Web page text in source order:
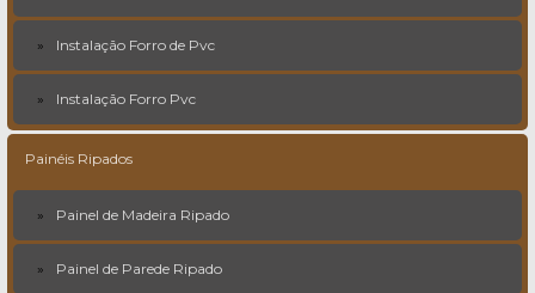
Instalação Forro de Pvc
Instalação Forro Pvc
Painéis Ripados
Painel de Madeira Ripado
Painel de Parede Ripado